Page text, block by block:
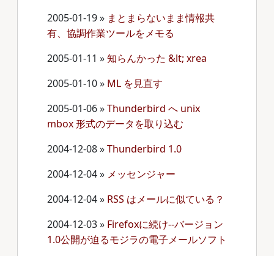
2005-01-19» まとまらないまま情報共
有、協調作業ツールをメモる
2005-01-11 »知らんかった &lt; xrea
2005-01-10» ML を見直す
2005-01-06»Thunderbird へ unix
mbox 形式のデータを取り込む
2004-12-08»Thunderbird 1.0
2004-12-04» メッセンジャー
2004-12-04» RSS はメールに似ている？
2004-12-03» Firefoxに続け--バージョン
1.0公開が迫るモジラの電子メールソフト